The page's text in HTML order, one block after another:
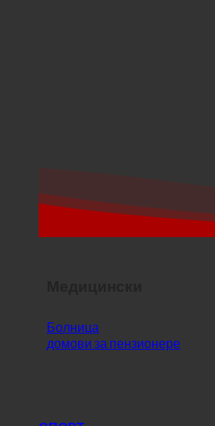
Болница
домови за пензионере